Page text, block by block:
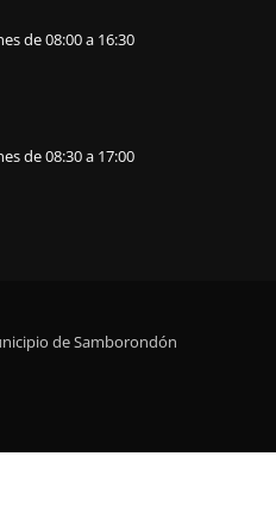
de 08:00 a 16:30
de 08:30 a 17:00
de Samborondón